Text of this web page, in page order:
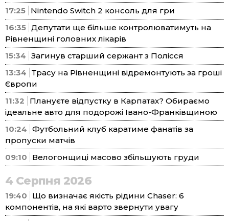
17:25 Nintendo Switch 2 консоль для гри
16:35 Депутати ще більше контролюватимуть на
Рівненщині головних лікарів
15:34 Загинув старший сержант з Полісся
13:34 Трасу на Рівненщині відремонтують за гроші
Європи
11:32
Плануєте відпустку в Карпатах? Обираємо
ідеальне авто для подорожі Івано-Франківщиною
10:24 Футбольний клуб каратиме фанатів за
пропуски матчів
09:10
Велогонщиці масово збільшують груди
4 Серпня 2026
19:40
Що визначає якість рідини Chaser: 6
компонентів, на які варто звернути увагу